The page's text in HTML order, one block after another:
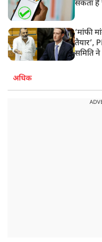
सकता है
‘मांफी
तैयार’,
समिति
अधिक